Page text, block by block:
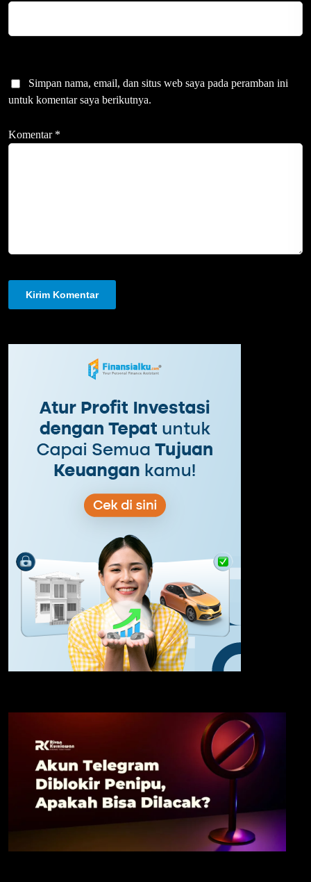
Simpan nama, email, dan situs web saya pada peramban ini
untuk komentar saya berikutnya.
Komentar *